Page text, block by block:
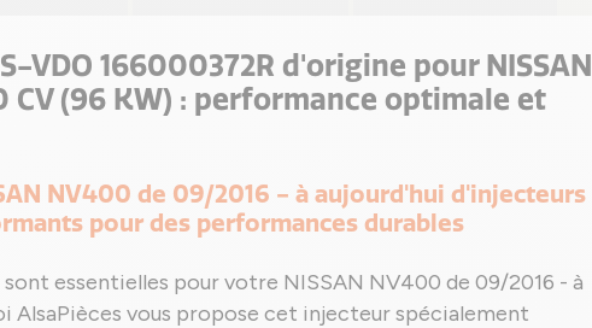
VDO 166000372R d'origine pour NISSAN
CV (96 KW) : performance optimale et
NV400 de 09/2016 - à aujourd'hui d'injecteurs
pour des performances durables
essentielles pour votre NISSAN NV400 de 09/2016 - à
AlsaPièces vous propose cet injecteur spécialement